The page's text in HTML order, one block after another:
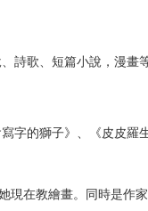
詩歌、短篇小說，漫畫
字的獅子》、《皮皮
現在教繪畫。同時是作